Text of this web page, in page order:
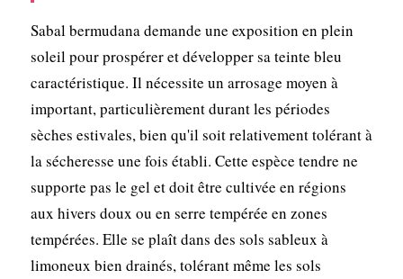
Sabal bermudana demande une exposition en plein
soleil pour prospérer et développer sa teinte bleu
caractéristique. Il nécessite un arrosage moyen à
important, particulièrement durant les périodes
sèches estivales, bien qu'il soit relativement tolérant à
la sécheresse une fois établi. Cette espèce tendre ne
supporte pas le gel et doit être cultivée en régions
aux hivers doux ou en serre tempérée en zones
tempérées. Elle se plaît dans des sols sableux à
limoneux bien drainés, tolérant même les sols